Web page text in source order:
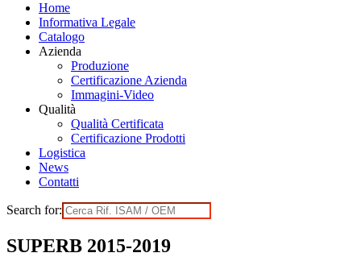
Home
Informativa Legale
Catalogo
Azienda
Produzione
Certificazione Azienda
Immagini-Video
Qualità
Qualità Certificata
Certificazione Prodotti
Logistica
News
Contatti
Search for:
SUPERB 2015-2019